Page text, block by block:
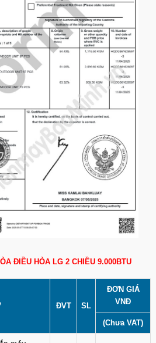
ĐIỀU HÒA LG 2 CHIỀU 9.000BTU
ĐVT SL
ĐƠN GIÁ
VNĐ
(Chưa VAT)